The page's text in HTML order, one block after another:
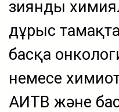
зиянды
дұрыс
басқа
немесе
АИТВ және